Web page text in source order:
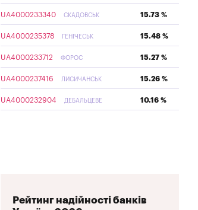
UA4000233340 СКАДОВСЬК 15.73 %
UA4000235378 ГЕНІЧЕСЬК 15.48 %
UA4000233712 ФОРОС 15.27 %
UA4000237416 ЛИСИЧАНСЬК 15.26 %
UA4000232904 ДЕБАЛЬЦЕВЕ 10.16 %
Рейтинг надійності банків